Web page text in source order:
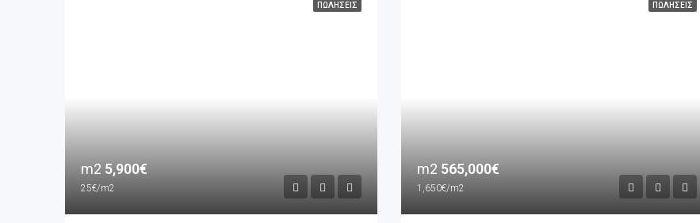
ΠΩΛΉΣΕΙΣ
m2 5,900€
25€/m2
ΠΩΛΉΣΕΙΣ
m2 565,000€
1,650€/m2